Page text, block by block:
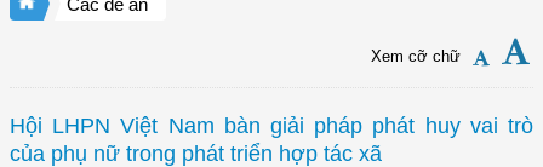
Các đề án
Xem cỡ chữ
Hội LHPN Việt Nam bàn giải pháp phát huy vai trò
của phụ nữ trong phát triển hợp tác xã